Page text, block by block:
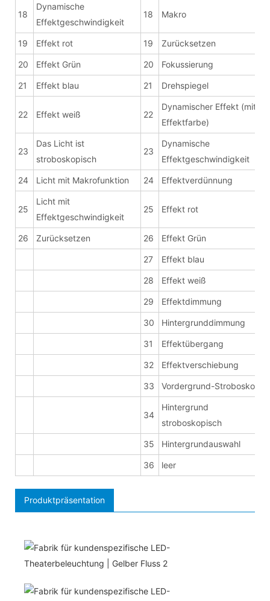
18
Dynamische
Effektgeschwindigkeit
18 Makro
19 Effekt rot 19 Zurücksetzen
20 Effekt Grün 20 Fokussierung
21 Effekt blau 21 Drehspiegel
22 Effekt weiß 22
Dynamischer Effekt (mit
Effektfarbe)
23
Das Licht ist
stroboskopisch
23
Dynamische
Effektgeschwindigkeit
24 Licht mit Makrofunktion 24 Effektverdünnung
25
Licht mit
Effektgeschwindigkeit
25 Effekt rot
26 Zurücksetzen 26 Effekt Grün
27 Effekt blau
28 Effekt weiß
29 Effektdimmung
30 Hintergrunddimmung
31 Effektübergang
32 Effektverschiebung
33 Vordergrund-Stroboskop
34
Hintergrund
stroboskopisch
35 Hintergrundauswahl
36 leer
Produktpräsentation